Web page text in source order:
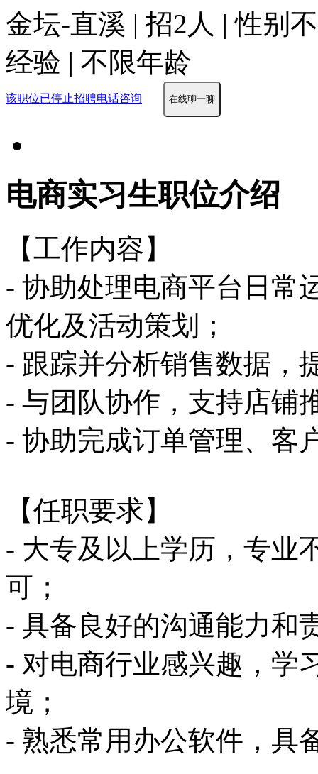
金坛-直溪 | 招2人 | 性别
经验 | 不限年龄
该职位已停止招聘电话咨询 在线聊一聊
电商实习生职位介绍
【工作内容】
- 协助处理电商平台日常
优化及活动策划；
- 跟踪并分析销售数据，
- 与团队协作，支持店铺
- 协助完成订单管理、客
【任职要求】
- 大专及以上学历，专业
可；
- 具备良好的沟通能力和
- 对电商行业感兴趣，学
境；
- 熟悉常用办公软件，具